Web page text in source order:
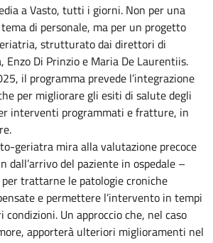
a Vasto, tutti i giorni. Non per una
di personale, ma per un progetto
strutturato dai direttori di
Enzo Di Prinzio e Maria De Laurentiis.
il programma prevede l’integrazione
per migliorare gli esiti di salute degli
interventi programmati e fratture, in
geriatra mira alla valutazione precoce
del paziente in ospedale –
trattarne le patologie croniche
e permettere l’intervento in tempi
Un approccio che, nel caso
apporterà ulteriori miglioramenti nel